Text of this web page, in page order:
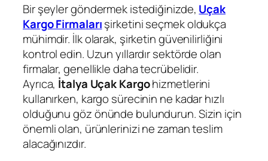
Bir şeyler göndermek istediğinizde, Uçak
Kargo Firmalarışirketini seçmek oldukça
mühimdir. İlk olarak, şirketin güvenilirliğini
kontrol edin. Uzun yıllardır sektörde olan
firmalar, genellikle daha tecrübelidir.
Ayrıca, İtalya Uçak Kargohizmetlerini
kullanırken, kargo sürecinin ne kadar hızlı
olduğunu göz önünde bulundurun. Sizin için
önemli olan, ürünlerinizi ne zaman teslim
alacağınızdır.